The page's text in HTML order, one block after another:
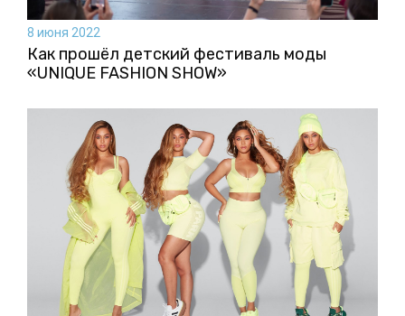
8 июня 2022
Как прошёл детский фестиваль моды
«UNIQUE FASHION SHOW»